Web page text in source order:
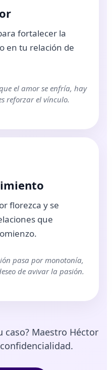
fortalecer la
en tu relación de
el amor se enfría, hay
reforzar el vínculo.
florezca y se
que
pasa por monotonía,
de avivar la pasión.
Maestro Héctor